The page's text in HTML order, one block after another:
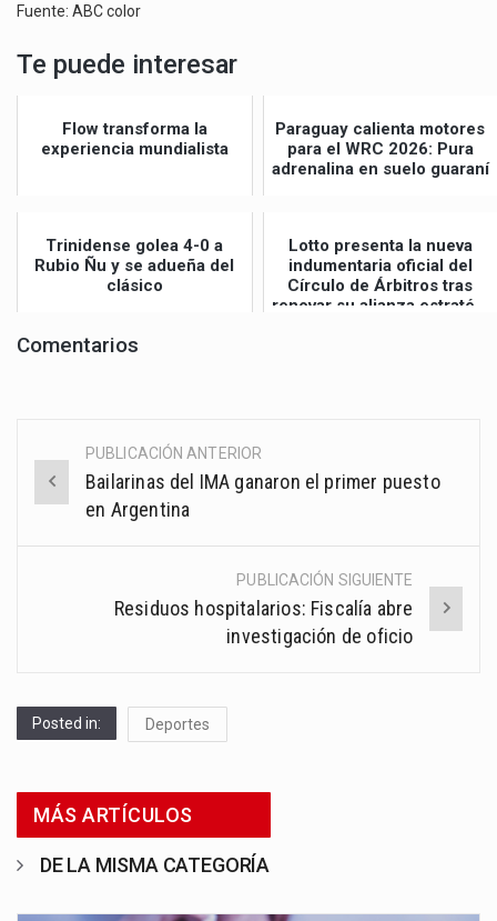
Fuente: ABC color
Te puede interesar
Flow transforma la
experiencia mundialista
Paraguay calienta motores
para el WRC 2026: Pura
adrenalina en suelo guaraní
Trinidense golea 4-0 a
Rubio Ñu y se adueña del
clásico
Lotto presenta la nueva
indumentaria oficial del
Círculo de Árbitros tras
renovar su alianza estraté...
Comentarios
Post
navigation
PUBLICACIÓN ANTERIOR
Bailarinas del IMA ganaron el primer puesto
en Argentina
PUBLICACIÓN SIGUIENTE
Residuos hospitalarios: Fiscalía abre
investigación de oficio
Posted in: Deportes
MÁS ARTÍCULOS
DE LA MISMA CATEGORÍA